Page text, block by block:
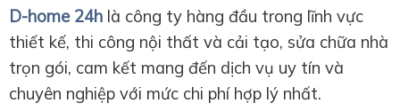
D-home 24h là công ty hàng đầu trong lĩnh vực
thiết kế, thi công nội thất và cải tạo, sửa chữa nhà
trọn gói, cam kết mang đến dịch vụ uy tín và
chuyên nghiệp với mức chi phí hợp lý nhất.